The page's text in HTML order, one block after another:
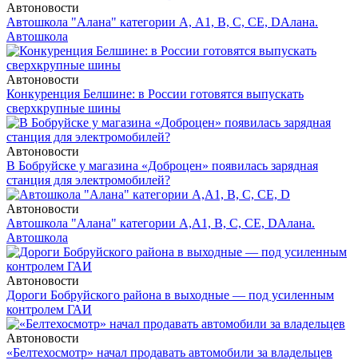
Автоновости
Автошкола "Алана" категории А, А1, В, С, СЕ, DАлана.
Автошкола
Автоновости
Конкуренция Белшине: в России готовятся выпускать
сверхкрупные шины
Автоновости
В Бобруйске у магазина «Доброцен» появилась зарядная
станция для электромобилей?
Автоновости
Автошкола "Алана" категории А,А1, В, С, СЕ, DАлана.
Автошкола
Автоновости
Дороги Бобруйского района в выходные — под усиленным
контролем ГАИ
Автоновости
«Белтехосмотр» начал продавать автомобили за владельцев